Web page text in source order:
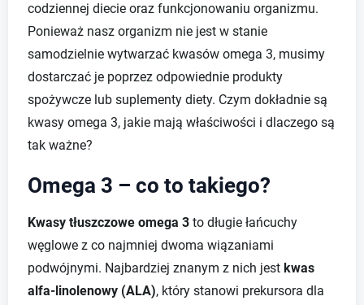
codziennej diecie oraz funkcjonowaniu organizmu.
Ponieważ nasz organizm nie jest w stanie
samodzielnie wytwarzać kwasów omega 3, musimy
dostarczać je poprzez odpowiednie produkty
spożywcze lub suplementy diety. Czym dokładnie są
kwasy omega 3, jakie mają właściwości i dlaczego są
tak ważne?
Omega 3 – co to takiego?
Kwasy tłuszczowe omega 3 to długie łańcuchy
węglowe z co najmniej dwoma wiązaniami
podwójnymi. Najbardziej znanym z nich jest kwas
alfa-linolenowy (ALA), który stanowi prekursora dla